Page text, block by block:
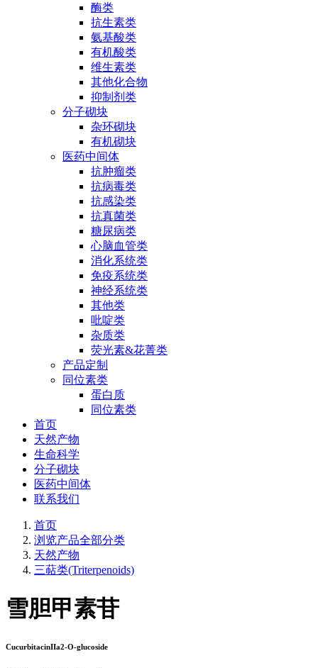
酶类
抗生素类
氨基酸类
有机酸类
维生素类
其他化合物
抑制剂类
分子砌块
杂环砌块
有机砌块
医药中间体
抗肿瘤类
抗病毒类
抗感染类
抗真菌类
糖尿病类
心脑血管类
消化系统类
免疫系统类
神经系统类
其他类
吡啶类
杂质类
荧光素&花菁类
产品定制
同位素类
蛋白质
同位素类
首页
天然产物
生命科学
分子砌块
医药中间体
联系我们
首页
浏览产品全部分类
天然产物
三萜类(Triterpenoids)
雪胆甲素苷
CucurbitacinIIa2-O-glucoside